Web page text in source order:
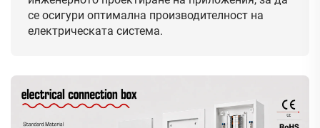
се осигури оптимална производителност на
електрическата система.